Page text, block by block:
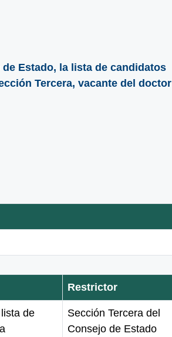
Estado, la lista de candidatos
Tercera, vacante del doctor
Restrictor
de
Sección Tercera del
Consejo de Estado